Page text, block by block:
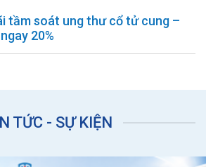
tầm soát ung thư cổ tử cung –
20%
TỨC - SỰ KIỆN